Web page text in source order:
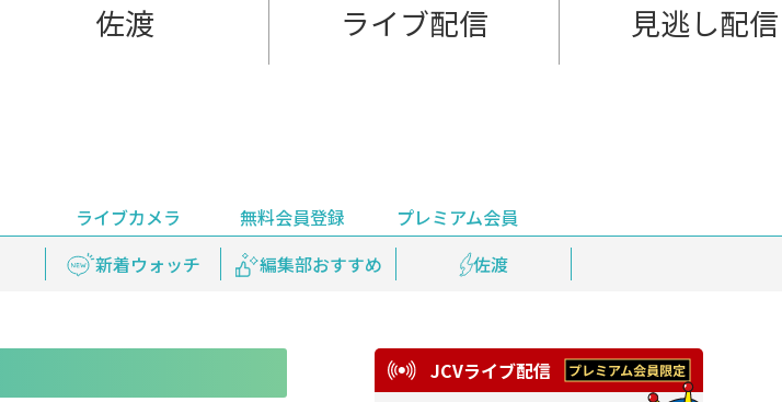
佐渡 ライブ配信 見逃し配信
新着ウォッチ 編集部おすすめ 佐渡
天気 上越妙高百景 鉄道情報
ライブカメラ 無料会員登録
プレミアム会員
見逃し配信 プレミアム会員登録
JCVライブ配信